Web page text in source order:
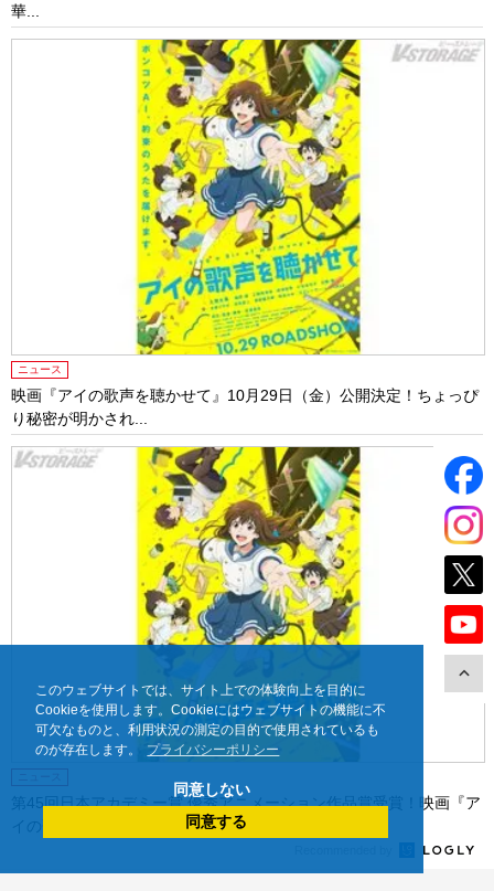
このウェブサイトでは、サイト上での体験向上を目的に
Cookieを使用します。Cookieにはウェブサイトの機能に不
可欠なものと、利用状況の測定の目的で使用されているも
のが存在します。
プライバシーポリシー
同意しない
同意する
華...
ニュース
映画『アイの歌声を聴かせて』10月29日（金）公開決定！ちょっぴ
り秘密が明かされ...
第45回日本アカデミー賞 優秀アニメーション作品賞受賞！映画『ア
イの歌声を聴かせ...